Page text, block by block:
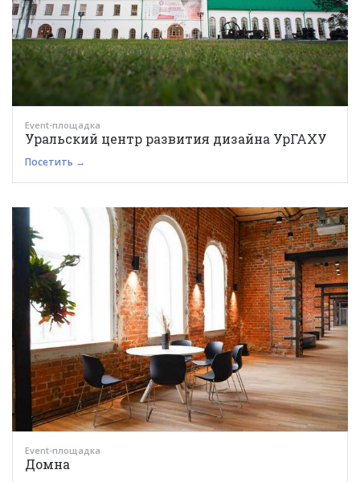
Event-площадка
Уральский центр развития дизайна УрГАХУ
Посетить →
Event-площадка
Домна